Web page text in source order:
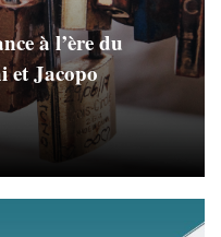
à l’ère du
et Jacopo